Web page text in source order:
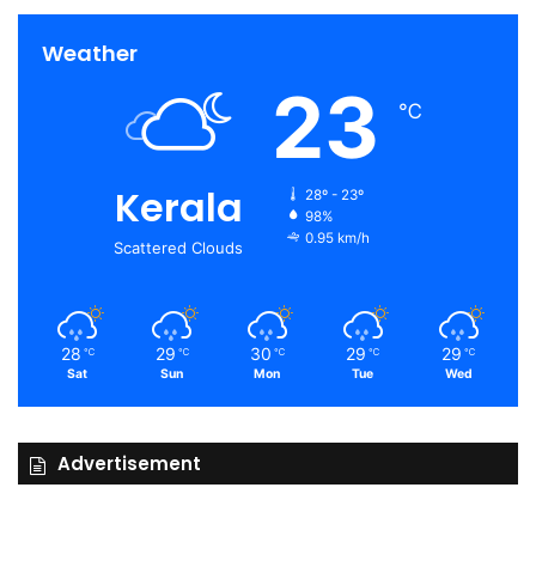
Weather
Kerala
Scattered Clouds
23 ℃
28º - 23º
98%
0.95 km/h
28 ℃
Sat
29 ℃
Sun
30 ℃
Mon
29 ℃
Tue
29 ℃
Wed
Advertisement